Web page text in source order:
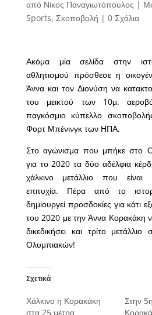
από Νίκος Παναγιωτόπουλος |
Sports, Σκοποβολή | 0 Σχόλια
Ακόμα μία σελίδα στην
αθλητισμού πρόσθεσε η
Άννα και τον Διονύση να
του μεικτού των 10μ.
παγκόσμιο κύπελλο
Φορτ Μπένινγκ των ΗΠΑ.
Στο αγώνισμα που μπήκε στο
για το 2020 τα δύο αδέλφια
χάλκινο μετάλλιο που είναι
επιτυχία. Πέρα από το
δημιουργεί προσδοκίες για κάτι
του 2020 με την Άννα Κορακάκη
δικεδικήσει και τρίτο
Ολυμπιακών!
Σχετικά
Χάλκινο η Κορακάκη
στα 25 μέτρα
Στην